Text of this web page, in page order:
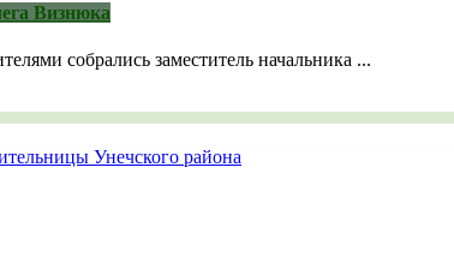
Визнюка
собрались заместитель начальника ...